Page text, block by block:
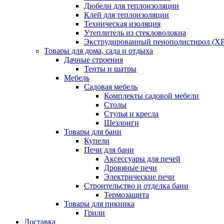
Дюбели для теплоизоляции
Клей для теплоизоляции
Техническая изоляция
Утеплитель из стекловолокна
Экструдированный пенополистирол
Товары для дома, сада и отдыха
Дачные строения
Тенты и шатры
Мебель
Садовая мебель
Комплекты садовой мебели
Столы
Стулья и кресла
Шезлонги
Товары для бани
Купели
Печи для бани
Аксессуары для печей
Дровяные печи
Электрические печи
Строительство и отделка бани
Термозащита
Товары для пикника
Грили
Доставка